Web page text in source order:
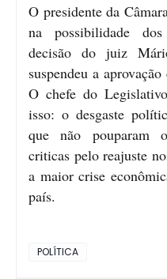
O presidente da
na possibilidade
decisão do juiz
suspendeu a
O chefe do
isso: o desgaste
que não pouparam
criticas pelo reajuste
a maior crise
país.
POLÍTICA